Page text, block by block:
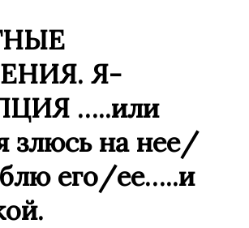
Я-
…..или
злюсь на нее/
его/ее…..и